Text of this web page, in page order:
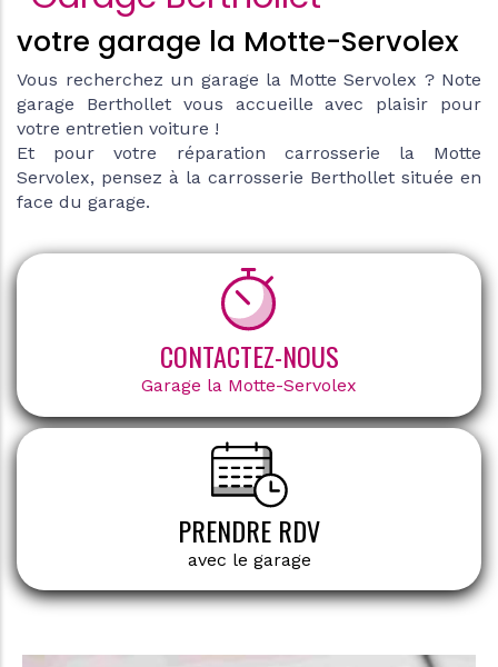
votre garage la Motte-Servolex
Vous recherchez un garage la Motte Servolex ? Note
garage Berthollet vous accueille avec plaisir pour
votre entretien voiture !
Et pour votre réparation carrosserie la Motte
Servolex, pensez à la carrosserie Berthollet située en
face du garage.
CONTACTEZ-NOUS
Garage la Motte-Servolex
PRENDRE RDV
avec le garage